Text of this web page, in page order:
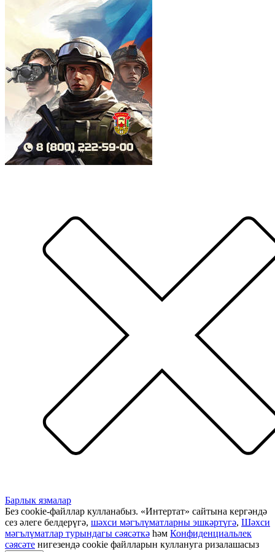
Барлык язмалар
Без cookie-файллар кулланабыз. «Интертат» сайтына кергәндә
сез әлеге белдерүгә, шәхси мәгълүматларны эшкәртүгә, Шәхси
мәгълүматлар турындагы сәясәткә һәм Конфиденциальлек
сәясәте нигезендә cookie файлларын куллануга ризалашасыз